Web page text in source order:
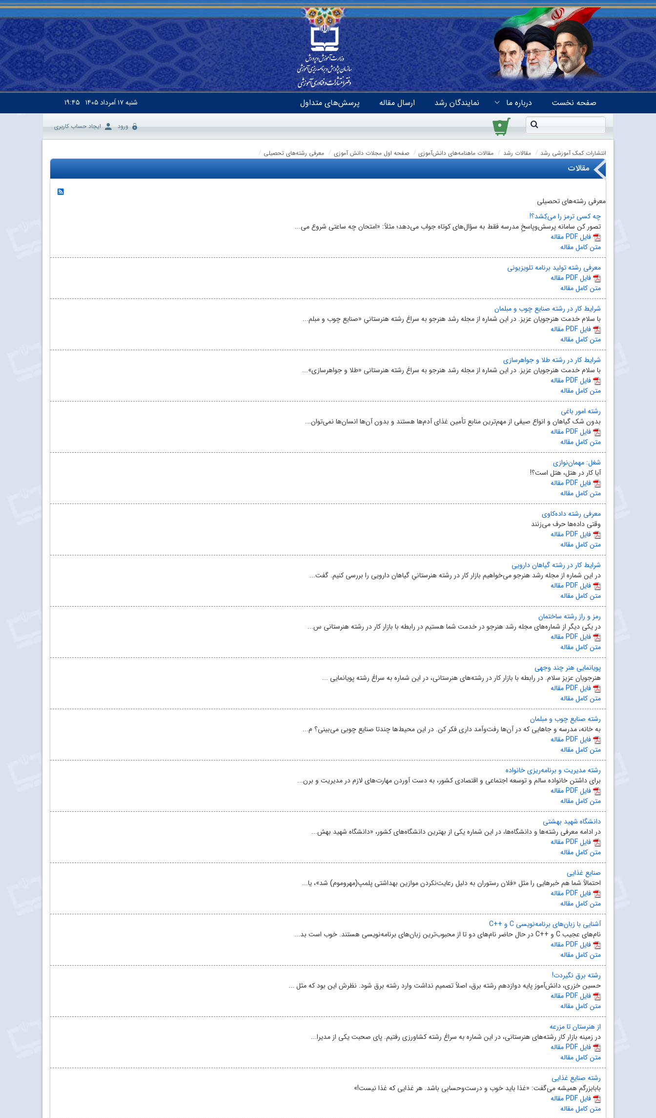
صفحه نخست درباره ما نمایندگان رشد ارسال مقاله پرسش‌های متداول شنبه۱۷ اَمرداد ۱۴۰۵ ۱۹:۴۵
۰ ورود ایجاد حساب کاربری
انتشارات کمک آموزشی رشد مقالات رشد مقالات ماهنامه‌های دانش‌آموزی صفحه اول مجلات دانش آموزی معرفی رشته‌‌های تحصیلی
مقالات
معرفی رشته‌‌های تحصیلی
چه کسی ترمز را می‌کِشد؟!
تصور کن سامانه پرسش‌‌و‌پاسخِ مدرسه فقط به سؤال‌های کوتاه جواب می‌دهد؛ مثلاً: «امتحان چه ساعتی شروع می‌...
مقاله PDF فایل
متن کامل مقاله
معرفی رشته تولید برنامه تلویزیونی
مقاله PDF فایل
متن کامل مقاله
شرایط کار در رشته‌ صنایع چوب و مبلمان
با سلام خدمت هنرجویان عزیز. در این شماره از مجله‌ رشد هنرجو به سراغ رشته‌ هنرستانیِ «صنایع چوب و مبلم...
مقاله PDF فایل
متن کامل مقاله
شرایط کار در رشته طلا و جواهرسازی
با سلام خدمت هنرجویان عزیز. در این شماره از مجله‌ رشد هنرجو به سراغ رشته‌ هنرستانی «طلا و جواهرسازی»...
مقاله PDF فایل
متن کامل مقاله
رشته امور باغی
بدون شک گیاهان و انواع صیفی از مهم‌ترین منابع تأمین غذای آدم‌ها هستند و بدون آن‌ها انسان‌ها نمی‌توان...
مقاله PDF فایل
متن کامل مقاله
شغل: مهمان‌نوازی
آیا کار در هتل، هتل است؟!
مقاله PDF فایل
متن کامل مقاله
معرفی رشته‌ داده‌کاوی
وقتی داده‌ها حرف می‌زنند
مقاله PDF فایل
متن کامل مقاله
شرایط کار در رشته گیاهان دارویی
در این شماره از مجله رشد هنرجو می‌خواهیم بازار کار در رشته هنرستانیِ گیاهان دارویی را بررسی کنیم. گفت...
مقاله PDF فایل
متن کامل مقاله
رمز و راز رشته ساختمان
در یکی دیگر از شماره‌های مجله‌ رشد هنرجو در خدمت شما هستیم در رابطه با بازار کار در رشته‌ هنرستانی س...
مقاله PDF فایل
متن کامل مقاله
پویانمایی هنر چند وجهی
هنرجویان عزیز سلام. در رابطه با بازار کار در رشته‌های هنرستانی، در این شماره به سراغ رشته پویانمایی ...
مقاله PDF فایل
متن کامل مقاله
رشته صنایع چوب و مبلمان
به خانه، مدرسه و جاهایی که در آن‌ها رفت‌وآمد داری فکر کن. در این محیط‌ها چندتا صنایع چوبی می‌بینی؟ م...
مقاله PDF فایل
متن کامل مقاله
رشته مدیریت و برنامه‌ریزی خانواده
برای داشتن خانواده سالم و توسعه اجتماعی و اقتصادی کشور، به دست آوردن مهارت‏‌های لازم در مدیریت و برن...
مقاله PDF فایل
متن کامل مقاله
دانشگاه شهید بهشتی
در ادامه‌ معرفی رشته‌ها و دانشگاه‌ها، در این شماره یکی از بهترین دانشگاه‌های کشور، «دانشگاه شهید بهش...
مقاله PDF فایل
متن کامل مقاله
صنایع غذایی
احتمالاً شما هم خبرهایی را مثل «فلان رستوران به دلیل رعایت‌نکردن موازین بهداشتی پلمپ(مهروموم) شد»، یا...
مقاله PDF فایل
متن کامل مقاله
آشنایی با زبان‌های برنامه‌نویسی C و ++C
نام‌های عجیب C و ++C در حال حاضر نام‌های دو تا از محبوب‌ترین زبان‌های برنامه‌نویسی هستند. خوب است بد...
مقاله PDF فایل
متن کامل مقاله
رشته برق نگیردت!
حسین خزری، دانش‌آموز پایه دوازدهم رشته برق، اصلاً تصمیم نداشت وارد رشته برق شود. نظرش این بود که مثل ...
مقاله PDF فایل
متن کامل مقاله
از هنرستان تا مزرعه
در زمینه بازار کار رشته‌های هنرستانی، در این شماره به سراغ رشته کشاورزی رفتیم. پای صحبت یکی از مدیرا...
مقاله PDF فایل
متن کامل مقاله
رشته صنایع غذایی
بابابزرگم همیشه می‌گفت: «غذا باید خوب و درست‌وحسابی باشد. هر غذایی که غذا نیست!»
مقاله PDF فایل
متن کامل مقاله